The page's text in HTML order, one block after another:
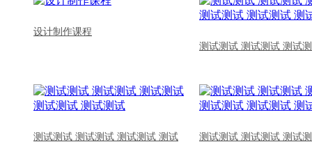
设计制作课程
测试测试 测试测试 测试
测试测试 测试测试 测试测试 测试 测试测试 测试测试 测试